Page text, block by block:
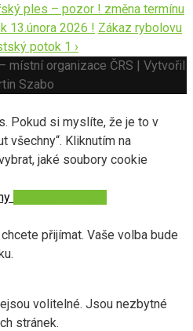
ples – pozor ! změna termínu
13.února 2026 ! Zákaz rybolovu
potok 1 ›
místní organizace ČRS | Vytvořil
Szabo
Pokud si myslíte, že je to v
všechny“. Kliknutím na
jaké soubory cookie
přijímat. Vaše volba bude
volitelné. Jsou nezbytné
stránek.